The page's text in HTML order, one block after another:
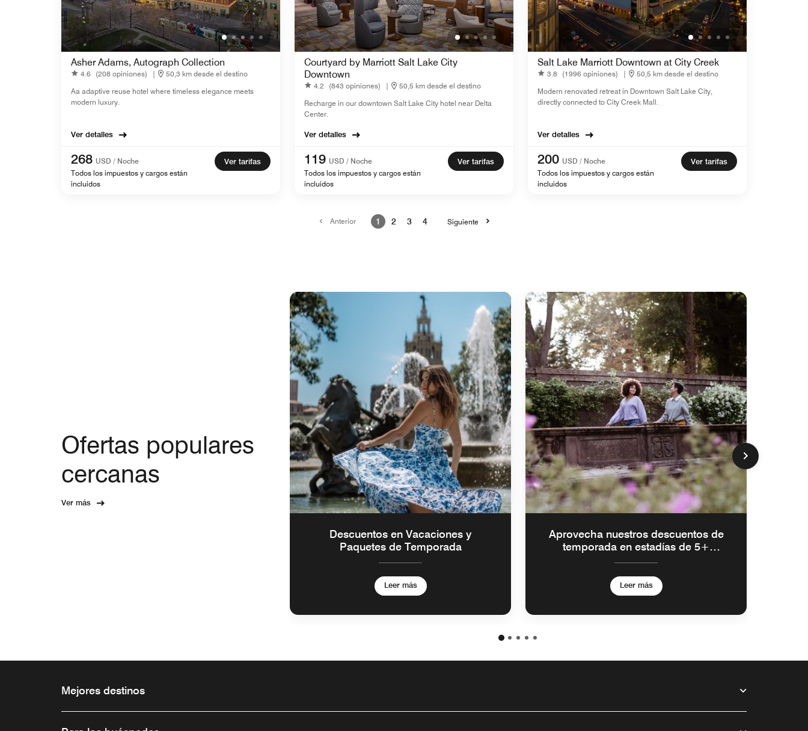
Asher Adams, Autograph Collection
4.6 (208 opiniones) |
50,3 km desde el destino
Aa adaptive reuse hotel where timeless elegance meets
modern luxury.
Ver detalles
268 USD / Noche
Todos los impuestos y cargos están
incluidos
Ver tarifas
Courtyard by Marriott Salt Lake City
Downtown
4.2 (843 opiniones) |
50,5 km desde el destino
Recharge in our downtown Salt Lake City hotel near Delta
Center.
Ver detalles
119 USD / Noche
Todos los impuestos y cargos están
incluidos
Ver tarifas
Salt Lake Marriott Downtown at City Creek
3.8 (1996 opiniones) |
50,5 km desde el destino
Modern renovated retreat in Downtown Salt Lake City,
directly connected to City Creek Mall.
Ver detalles
200 USD / Noche
Todos los impuestos y cargos están
incluidos
Ver tarifas
Anterior 1 2 3 4 Siguiente
Ofertas populares
cercanas
Ver más
Descuentos en Vacaciones y
Paquetes de Temporada
Leer más
Aprovecha nuestros descuentos de
temporada en estadías de 5+
Leer más
Mejores destinos